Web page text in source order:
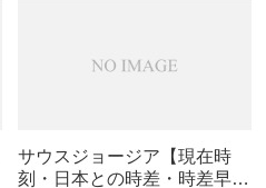
サウスジョージア【現在時
刻・日本との時差・時差早見